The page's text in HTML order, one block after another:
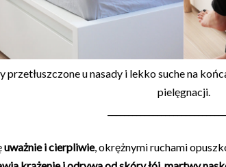
przetłuszczone u nasady i lekko suche na
pielęgnacji.
uważnie i cierpliwie, okrężnymi ruchami